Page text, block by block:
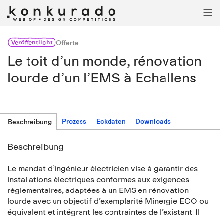

VeröffentlichtOfferte
Le toit d’un monde, rénovation
lourde d’un l’EMS à Echallens
Beschreibung Prozess Eckdaten Downloads
Beschreibung
Le mandat d’ingénieur électricien vise à garantir des
installations électriques conformes aux exigences
réglementaires, adaptées à un EMS en rénovation
lourde avec un objectif d’exemplarité Minergie ECO ou
équivalent et intégrant les contraintes de l’existant. Il